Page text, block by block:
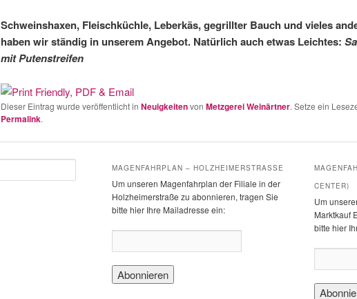
Schweinshaxen, Fleischküchle, Leberkäs,gegrillter Bauch und vieles
haben wir ständig inunserem Angebot. Natürlich auch etwas Leichtes:
mit Putenstreifen
Dieser Eintrag wurde veröffentlicht in Neuigkeitenvon Metzgerei Weinärtner. Setze ein
Permalink.
MAGENFAHRPLAN – HOLZHEIMERSTRASSE
Um unseren Magenfahrplan der Filiale in der
Holzheimerstraße zu abonnieren, tragen Sie
bitte hier Ihre Mailadresse ein:
CENTER)
Um
Marktkauf
bitte hier